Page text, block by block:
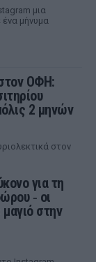
μια
μήνυμα
ΟΦΗ:
2 μηνών
στον
για τη
‑ οι
στην